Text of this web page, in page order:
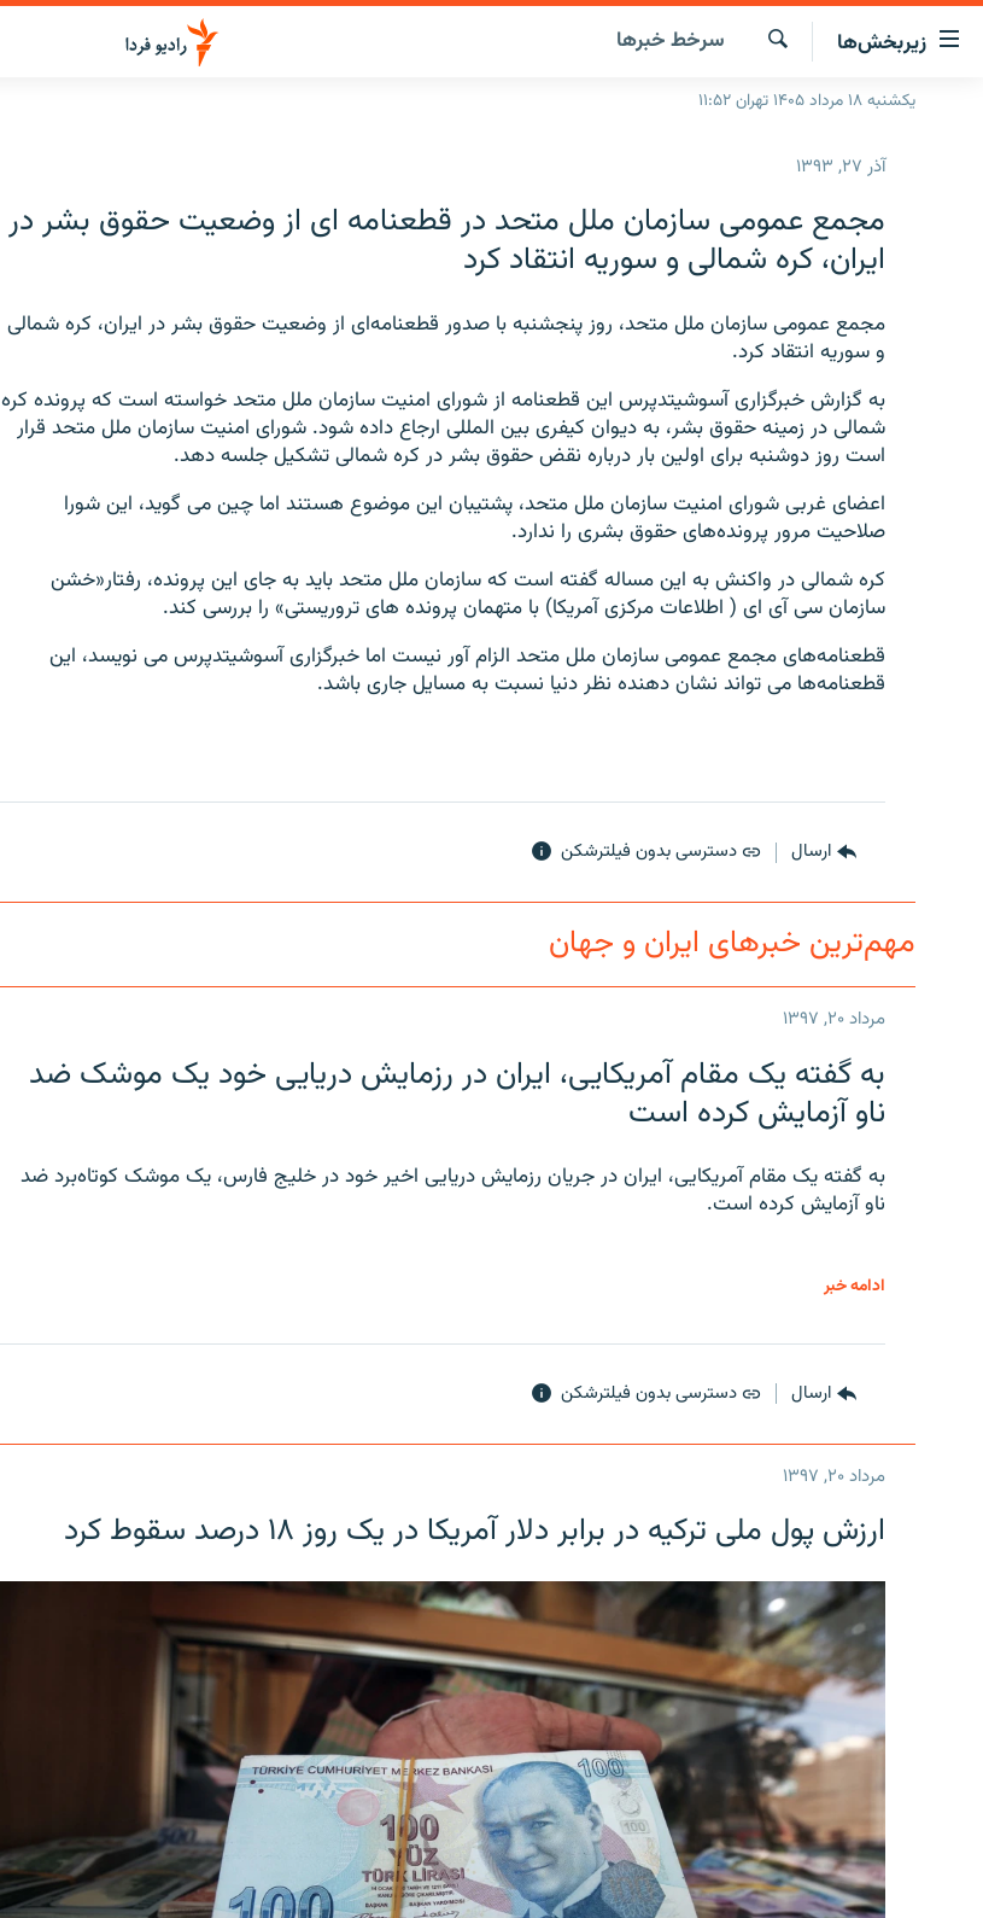
لینک‌های
قابلیت
دسترسی
زیربخش‌ها
صفحه اصلی
انتخاب کنید و بشنوید
برنامه‌های رادیویی
فرکانس‌ها
چندرسانه‌ای
گزارش‌های تصویری
گزارش‌های ویدئویی
جستجو
سرخط‌ خبرها
یکشنبه ۱۸ مرداد ۱۴۰۵ تهران ۱۱:۵۲
آذر ۲۷, ۱۳۹۳
مجمع عمومی سازمان ملل متحد در قطعنامه ای از وضعیت حقوق بشر در
ایران، کره شمالی و سوریه انتقاد کرد
مجمع عمومی سازمان ملل متحد، روز پنجشنبه با صدور قطعنامه‌ای از وضعیت حقوق بشر در ایران، کره شمالی
و سوریه انتقاد کرد.
به گزارش خبرگزاری آسوشیتدپرس این قطعنامه از شورای امنیت سازمان ملل متحد خواسته است که پرونده کره
شمالی در زمینه حقوق بشر، به دیوان کیفری بین المللی ارجاع داده شود. شورای امنیت سازمان ملل متحد قرار
است روز دوشنبه برای اولین بار درباره نقض حقوق بشر در کره شمالی تشکیل جلسه دهد.
اعضای غربی شورای امنیت سازمان ملل متحد، پشتیبان این موضوع هستند اما چین می گوید، این شورا
صلاحیت مرور پرونده‌های حقوق بشری را ندارد.
کره شمالی در واکنش به این مساله گفته است که سازمان ملل متحد باید به جای این پرونده، رفتار«خشن
سازمان سی آی ای ( اطلاعات مرکزی آمریکا) با متهمان پرونده های تروریستی» را بررسی کند.
قطعنامه‌های مجمع عمومی سازمان ملل متحد الزام آور نیست اما خبرگزاری آسوشیتدپرس می نویسد، این
قطعنامه‌ها می تواند نشان دهنده نظر دنیا نسبت به مسایل جاری باشد.
ارسال دسترسی بدون فیلترشکن
مهم‌ترین خبرهای ایران و جهان
مرداد ۲۰, ۱۳۹۷
به گفته یک مقام آمریکایی، ایران در رزمایش دریایی خود یک موشک ضد
ناو آزمایش کرده است
به گفته یک مقام آمریکایی، ایران در جریان رزمایش دریایی اخیر خود در خلیج فارس، یک موشک کوتاه‌برد ضد
ناو آزمایش کرده است.
ادامه خبر
ارسال دسترسی بدون فیلترشکن
مرداد ۲۰, ۱۳۹۷
ارزش پول ملی ترکیه در برابر دلار آمریکا در یک روز ۱۸ درصد سقوط کرد